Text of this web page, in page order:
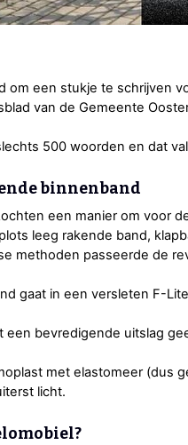
om een stukje te schrijven
van de Gemeente
500 woorden en dat
binnenband
een manier om voor
leeg rakende band,
methoden passeerde de
gaat in een versleten F-
een bevredigende uitslag
met elastomeer (dus
licht.